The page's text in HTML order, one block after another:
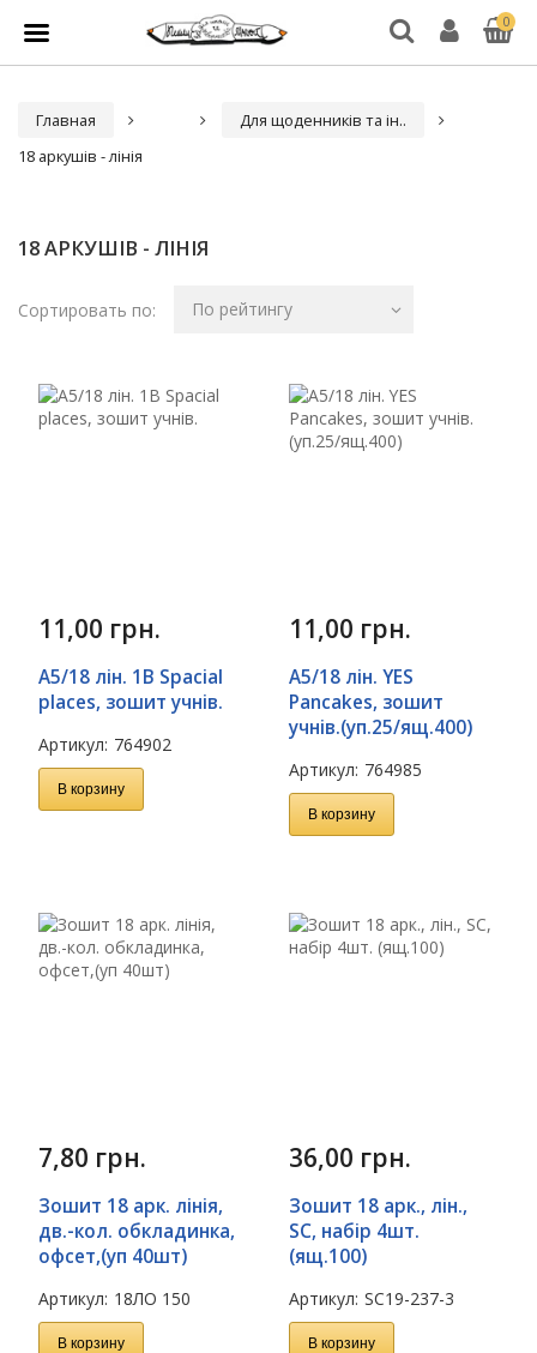
0
Главная
Для щоденників та ін..
18 аркушів - лінія
18 АРКУШІВ - ЛІНІЯ
Сортировать по: По рейтингу
11,00 грн.
А5/18 лін. 1В Spacial
places, зошит учнів.
Артикул: 764902
В корзину
11,00 грн.
А5/18 лін. YES
Pancakes, зошит
учнів.(уп.25/ящ.400)
Артикул: 764985
В корзину
7,80 грн.
Зошит 18 арк. лінія,
дв.-кол. обкладинка,
офсет,(уп 40шт)
Артикул: 18ЛО 150
В корзину
36,00 грн.
Зошит 18 арк., лін.,
SC, набір 4шт.
(ящ.100)
Артикул: SC19-237-3
В корзину